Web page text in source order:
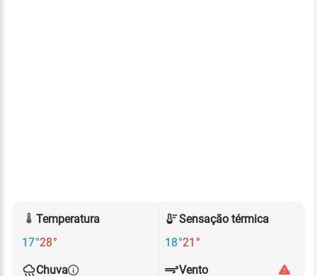
Temperatura
17°28°
Sensação térmica
18°21°
Chuva
Vento